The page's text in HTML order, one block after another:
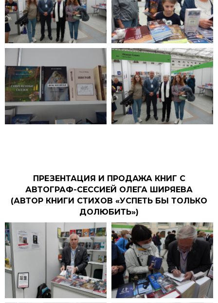
ПРЕЗЕНТАЦИЯ И ПРОДАЖА КНИГ С
АВТОГРАФ-СЕССИЕЙ ОЛЕГА ШИРЯЕВА
(АВТОР КНИГИ СТИХОВ «УСПЕТЬ БЫ ТОЛЬКО
ДОЛЮБИТЬ»)